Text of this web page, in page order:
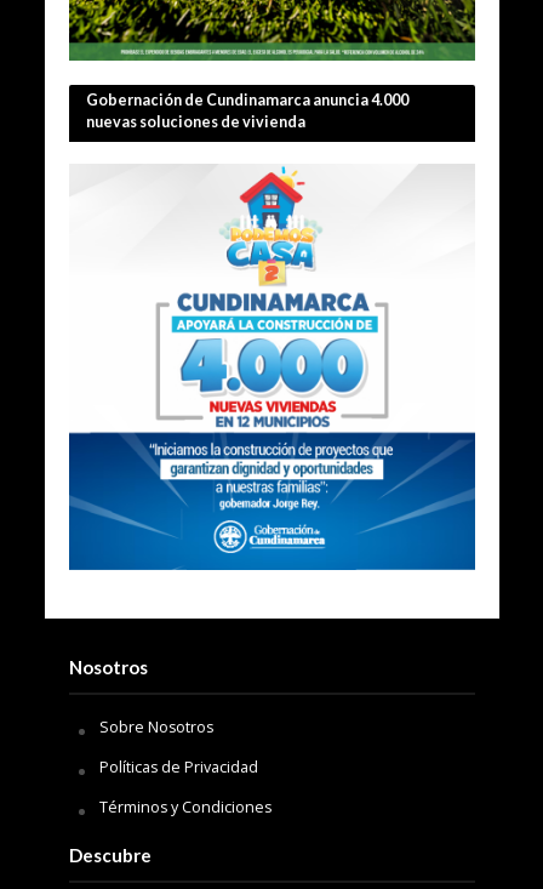
Gobernación de Cundinamarca anuncia 4.000
nuevas soluciones de vivienda
Nosotros
Sobre Nosotros
Políticas de Privacidad
Términos y Condiciones
Descubre